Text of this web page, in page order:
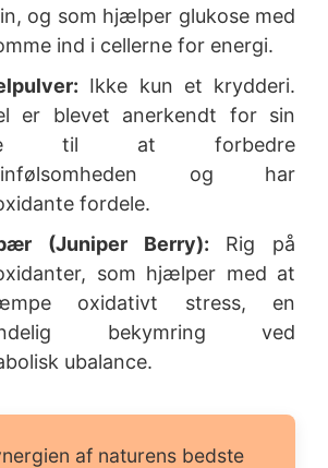
og som hjælper glukose med
ind i cellerne for energi.
Ikke kun et krydderi.
er blevet anerkendt for sin
til at forbedre
og har
fordele.
(Juniper Berry): Rig på
som hjælper med at
oxidativt stress, en
bekymring ved
ubalance.
af naturens bedste